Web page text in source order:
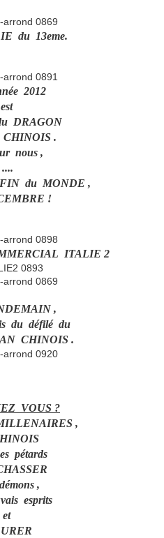
du 13eme.
2012
est
DRAGON
.
nous ,
....
du MONDE ,
!
ITALIE 2
,
du défilé du
CHINOIS .
VOUS ?
,
pétards
,
esprits
et